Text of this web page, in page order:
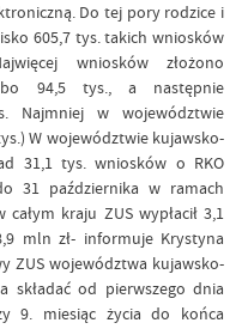
Do tej pory rodzice i
605,7 tys. takich wniosków
wniosków złożono
bo 94,5 tys., a następnie
Najmniej w województwie
W województwie kujawsko-
31,1 tys. wniosków o RKO
31 październikaw ramach
kraju ZUS wypłacił 3,1
mln zł- informuje Krystyna
ZUS województwa kujawsko-
składać od pierwszego dnia
9. miesiąc życia do końca